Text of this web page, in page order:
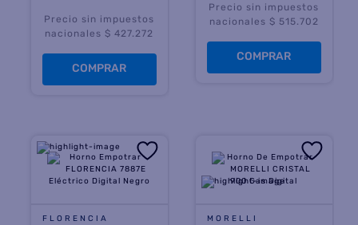
Precio sin impuestos
nacionales $ 427.272
COMPRAR
Precio sin impuestos
nacionales $ 515.702
COMPRAR
FLORENCIA MORELLI